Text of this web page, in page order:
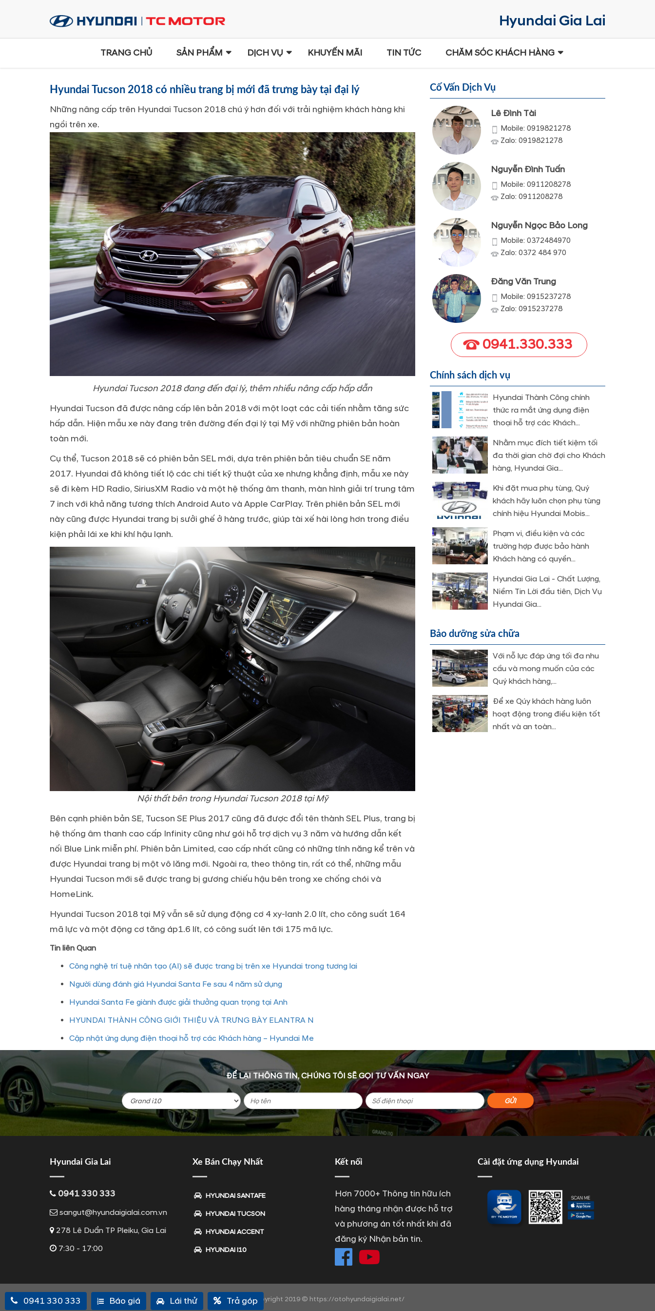
TRANG CHỦ SẢN PHẨM DỊCH VỤ KHUYẾN MÃI TIN TỨC CHĂM SÓC KHÁCH HÀNG
Hyundai Tucson 2018 có nhiều trang bị mới đã trưng bày tại đại lý
Những nâng cấp trên Hyundai Tucson 2018 chú ý hơn đối với trải nghiệm khách hàng khi
ngồi trên xe.
Hyundai Tucson 2018 đang đến đại lý, thêm nhiều nâng cấp hấp dẫn
Hyundai Tucson đã được nâng cấp lên bản 2018 với một loạt các cải tiến nhằm tăng sức
hấp dẫn. Hiện mẫu xe này đang trên đường đến đại lý tại Mỹ với những phiên bản hoàn
toàn mới.
Cụ thể, Tucson 2018 sẽ có phiên bản SEL mới, dựa trên phiên bản tiêu chuẩn SE năm
2017. Hyundai đã không tiết lộ các chi tiết kỹ thuật của xe nhưng khẳng định, mẫu xe này
sẽ đi kèm HD Radio, SiriusXM Radio và một hệ thống âm thanh, màn hình giải trí trung tâm
7 inch với khả năng tương thích Android Auto và Apple CarPlay. Trên phiên bản SEL mới
này cũng được Hyundai trang bị sưởi ghế ở hàng trước, giúp tài xế hài lòng hơn trong điều
kiện phải lái xe khi khí hậu lạnh.
Nội thất bên trong Hyundai Tucson 2018 tại Mỹ
Bên cạnh phiên bản SE, Tucson SE Plus 2017 cũng đã được đổi tên thành SEL Plus, trang bị
hệ thống âm thanh cao cấp Infinity cũng như gói hỗ trợ dịch vụ 3 năm và hướng dẫn kết
nối Blue Link miễn phí. Phiên bản Limited, cao cấp nhất cũng có những tính năng kể trên và
được Hyundai trang bị một vô lăng mới. Ngoài ra, theo thông tin, rất có thể, những mẫu
Hyundai Tucson mới sẽ được trang bị gương chiếu hậu bên trong xe chống chói và
HomeLink.
Hyundai Tucson 2018 tại Mỹ vẫn sẽ sử dụng động cơ 4 xy-lanh 2.0 lít, cho công suất 164
mã lực và một động cơ tăng áp1.6 lít, có công suất lên tới 175 mã lực.
Tin liên Quan
Công nghệ trí tuệ nhân tạo (AI) sẽ được trang bị trên xe Hyundai trong tương lai
Người dùng đánh giá Hyundai Santa Fe sau 4 năm sử dụng
Hyundai Santa Fe giành được giải thưởng quan trọng tại Anh
HYUNDAI THÀNH CÔNG GIỚI THIỆU VÀ TRƯNG BÀY ELANTRA N
Cập nhật ứng dụng điện thoại hỗ trợ các Khách hàng – Hyundai Me
Cố Vấn Dịch Vụ
Lê Đình Tài
Mobile: 0919821278
Zalo: 0919821278
Nguyễn Đình Tuấn
Mobile: 0911208278
Zalo: 0911208278
Nguyễn Ngọc Bảo Long
Mobile: 0372484970
Zalo: 0372 484 970
Đăng Văn Trung
Mobile: 0915237278
Zalo: 0915237278
0941.330.333
Chính sách dịch vụ
Hyundai Thành Công chính
thức ra mắt ứng dụng điện
thoại hỗ trợ các Khách...
Nhằm mục đích tiết kiệm tối
đa thời gian chờ đợi cho Khách
hàng, Hyundai Gia...
Khi đặt mua phụ tùng, Quý
khách hãy luôn chọn phụ tùng
chính hiệu Hyundai Mobis...
Phạm vi, điều kiện và các
trường hợp được bảo hành
Khách hàng có quyền...
Hyundai Gia Lai - Chất Lượng,
Niềm Tin Lời đầu tiên, Dịch Vụ
Hyundai Gia...
Bảo dưỡng sửa chữa
Với nỗ lực đáp ứng tối đa nhu
cầu và mong muốn của các
Quý khách hàng,...
Để xe Qúy khách hàng luôn
hoạt động trong điều kiện tốt
nhất và an toàn...
ĐỂ LẠI THÔNG TIN, CHÚNG TÔI SẼ GỌI TƯ VẤN NGAY
Hyundai Gia Lai
0941 330 333
sangut@hyundaigialai.com.vn
278 Lê Duẩn TP Pleiku, Gia Lai
7:30 - 17:00
Xe Bán Chạy Nhất
HYUNDAI SANTAFE
HYUNDAI TUCSON
HYUNDAI ACCENT
HYUNDAI I10
Kết nối
Hơn 7000+ Thông tin hữu ích
hàng tháng nhận được hỗ trợ
và phương án tốt nhất khi đã
đăng ký Nhận bản tin.
Cài đặt ứng dụng Hyundai
Copyright 2019 © https://otohyundaigialai.net/
0941 330 333 Báo giá Lái thử Trả góp